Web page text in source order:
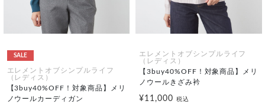
SALE
エレメントオブシンプルライフ
（レディス）
【3buy40%OFF！対象商品】メリ
ノウールカーディガン
エレメントオブシンプルライフ
（レディス）
【3buy40%OFF！対象商品】メリ
ノウールきざみ衿
¥11,000 税込